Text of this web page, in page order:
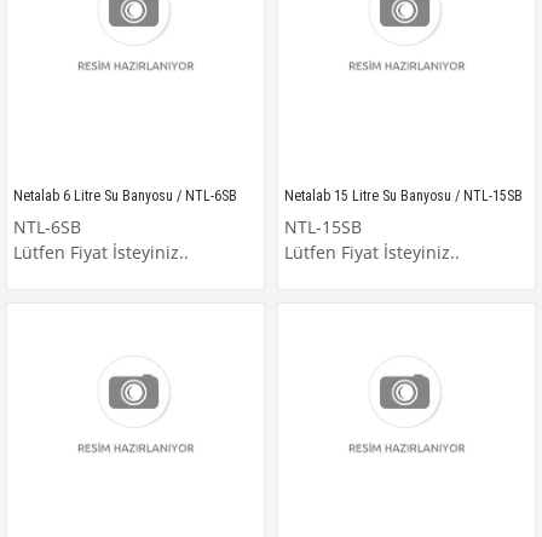
Netalab 6 Litre Su Banyosu / NTL-6SB
NTL-6SB
Lütfen Fiyat İsteyiniz..
Netalab 15 Litre Su Banyosu / NTL-15SB
NTL-15SB
Lütfen Fiyat İsteyiniz..